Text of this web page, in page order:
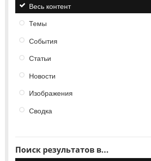
Весь контент
Темы
События
Статьи
Новости
Изображения
Сводка
Поиск результатов в...